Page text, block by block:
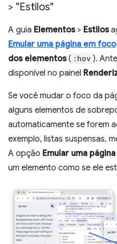
> "Estilos"
A guia Elementos> Estilos
Emular uma página em foco
dos elementos( :hov ).
disponível no painel
Se você mudar o foco da
alguns elementos de
automaticamente se forem
exemplo, listas suspensas,
A opção Emular uma
um elemento como se ele